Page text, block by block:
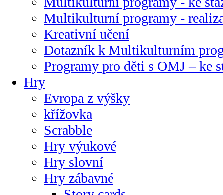
Multikulturní programy -
Kreativní učení
Dotazník k Multikulturním
Programy pro děti s OMJ – ke
Hry
Evropa z výšky
křížovka
Scrabble
Hry výukové
Hry slovní
Hry zábavné